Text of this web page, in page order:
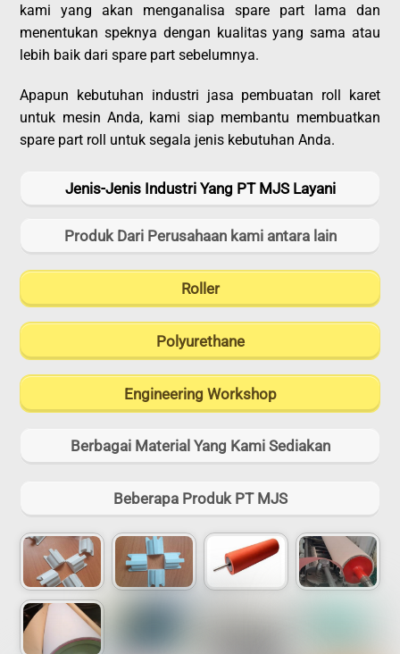
kami yang akan menganalisa spare part lama dan
menentukan speknya dengan kualitas yang sama atau
lebih baik dari spare part sebelumnya.
Apapun kebutuhan industri jasa pembuatan roll karet
untuk mesin Anda, kami siap membantu membuatkan
spare part roll untuk segala jenis kebutuhan Anda.
Jenis-Jenis Industri Yang PT MJS Layani
Produk Dari Perusahaan kami antara lain
Roller
Polyurethane
Engineering Workshop
Berbagai Material Yang Kami Sediakan
Beberapa Produk PT MJS